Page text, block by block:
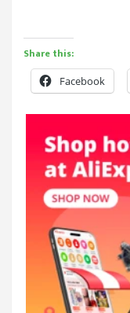
Share this:
Facebook